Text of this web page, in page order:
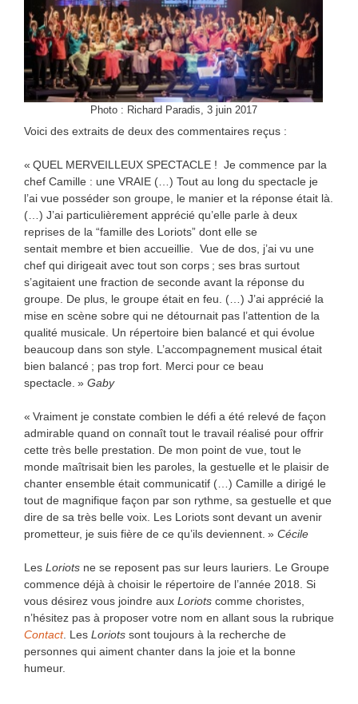
Photo : Richard Paradis, 3 juin 2017
Voici des extraits de deux des commentaires reçus :
« QUEL MERVEILLEUX SPECTACLE ! Je commence par la
chef Camille : une VRAIE (…) Tout au long du spectacle je
l’ai vue posséder son groupe, le manier et la réponse était là.
(…) J’ai particulièrement apprécié qu’elle parle à deux
reprises de la “famille des Loriots” dont elle se
sentait membre et bien accueillie. Vue de dos, j’ai vu une
chef qui dirigeait avec tout son corps ; ses bras surtout
s’agitaient une fraction de seconde avant la réponse du
groupe. De plus, le groupe était en feu. (…) J’ai apprécié la
mise en scène sobre qui ne détournait pas l’attention de la
qualité musicale. Un répertoire bien balancé et qui évolue
beaucoup dans son style. L’accompagnement musical était
bien balancé ; pas trop fort. Merci pour ce beau
spectacle. » Gaby
« Vraiment je constate combien le défi a été relevé de façon
admirable quand on connaît tout le travail réalisé pour offrir
cette très belle prestation. De mon point de vue, tout le
monde maîtrisait bien les paroles, la gestuelle et le plaisir de
chanter ensemble était communicatif (…) Camille a dirigé le
tout de magnifique façon par son rythme, sa gestuelle et que
dire de sa très belle voix. Les Loriots sont devant un avenir
prometteur, je suis fière de ce qu’ils deviennent. » Cécile
Les Loriots ne se reposent pas sur leurs lauriers. Le Groupe
commence déjà à choisir le répertoire de l’année 2018. Si
vous désirez vous joindre aux Loriots comme choristes,
n’hésitez pas à proposer votre nom en allant sous la rubrique
Contact. Les Loriots sont toujours à la recherche de
personnes qui aiment chanter dans la joie et la bonne
humeur.